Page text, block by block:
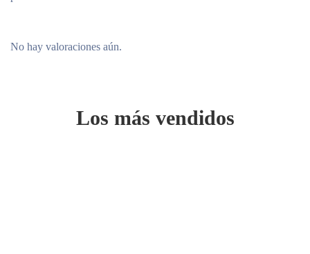
Hipoalergénico
No hay valoraciones aún.
Los más vendidos